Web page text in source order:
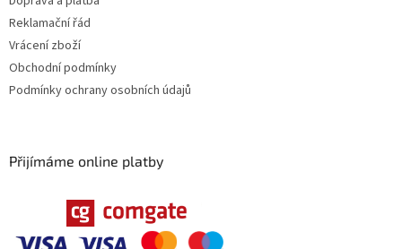
Reklamační řád
Vrácení zboží
Obchodní podmínky
Podmínky ochrany osobních údajů
Přijímáme online platby